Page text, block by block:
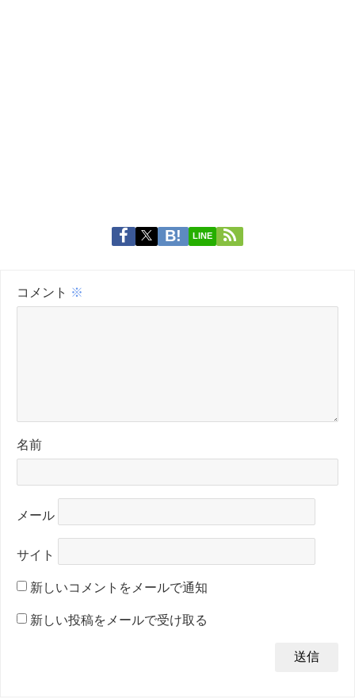
LINE
コメント ※
名前
メール
サイト
新しいコメントをメールで通知
新しい投稿をメールで受け取る